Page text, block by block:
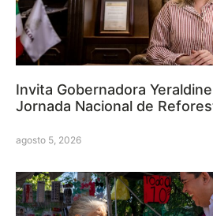
Invita Gobernadora
Jornada Nacional de
agosto 5, 2026